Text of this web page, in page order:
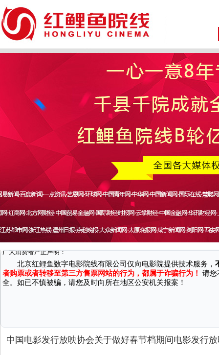
致 尊敬的广大消费者：
因近期接到国家机关反馈，有不法分子通过微信、第三方网站/软件等
北京红鲤鱼数字电影院线有限公司仅向电影院提供技术服务，
者购票或者转移至第三方售票网站的行为，都属于诈骗行为！请您
全。如已不慎被骗，请您及时向所在地区公安机关报案！
中国电影发行放映协会关于做好春节档期间电影发行